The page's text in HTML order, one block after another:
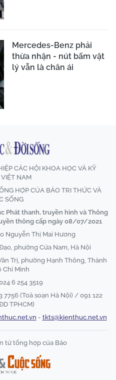
Mercedes-Benz phải
thừa nhận - nút bấm vật
lý vẫn là chân ái
CÁC HỘI KHOA HỌC VÀ KỸ
NAM
HỢP CỦA BÁO TRI THỨC VÀ
SỐNG
Phát thanh, truyền hình và Thông
thông cấp ngày 08/07/2021
Nguyễn Thị Mai Hương
phường Cửa Nam, Hà Nội
Trị, phường Hạnh Thông, Thành
Chí Minh
6 254 3519
7756 (Toà soạn Hà Nội) / 091 122
TPHCM)
- tkts@kienthuc.net.vn
tử tổng hợp của Báo